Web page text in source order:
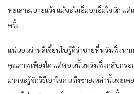
ทะเลาะเบาะแว้ง แม้จะไม่อิ่มอกอิ่มใจนัก แ
ครั้ง
แน่นอนว่าหลี่เจี้ยนโบรู้ดีว่าชายที่หวังเฟิ่งหา
คุณภาพเพียงใด แต่ตอนนั้นหวังเฟิ่งกลับกรอ
มากจะรู้จักวิธีเอาใจคน ถึงชายเหล่านั้นจะเ